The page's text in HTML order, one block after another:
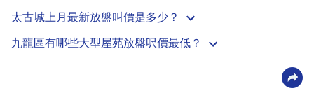
太古城上月最新放盤叫價是多少？
九龍區有哪些大型屋苑放盤呎價最低？